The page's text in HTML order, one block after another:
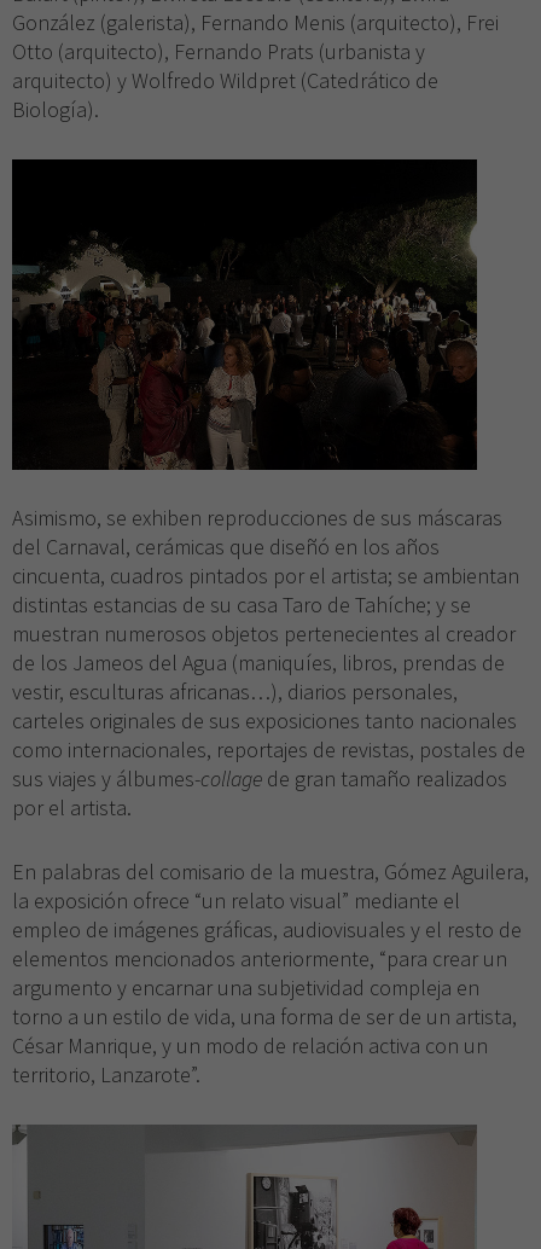
González (galerista), Fernando Menis (arquitecto), Frei
Otto (arquitecto), Fernando Prats (urbanista y
arquitecto) y Wolfredo Wildpret (Catedrático de
Biología).
Asimismo, se exhiben reproducciones de sus máscaras
del Carnaval, cerámicas que diseñó en los años
cincuenta, cuadros pintados por el artista; se ambientan
distintas estancias de su casa Taro de Tahíche; y se
muestran numerosos objetos pertenecientes al creador
de los Jameos del Agua (maniquíes, libros, prendas de
vestir, esculturas africanas…), diarios personales,
carteles originales de sus exposiciones tanto nacionales
como internacionales, reportajes de revistas, postales de
sus viajes y álbumes-collage de gran tamaño realizados
por el artista.
En palabras del comisario de la muestra, Gómez Aguilera,
la exposición ofrece “un relato visual” mediante el
empleo de imágenes gráficas, audiovisuales y el resto de
elementos mencionados anteriormente, “para crear un
argumento y encarnar una subjetividad compleja en
torno a un estilo de vida, una forma de ser de un artista,
César Manrique, y un modo de relación activa con un
territorio, Lanzarote”.